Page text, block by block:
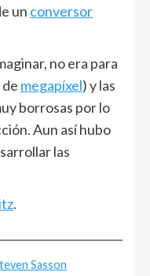
un conversor
no era para
megapíxel) y las
borrosas por lo
Aun así hubo
las
.
Sasson